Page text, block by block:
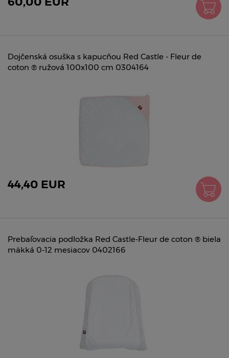
Dojčenská osuška s kapucňou Red Castle - Fleur de
coton ® ružová 100x100 cm 0304164
44,40 EUR
Prebaľovacia podložka Red Castle-Fleur de coton ® biela
mäkká 0-12 mesiacov 0402166